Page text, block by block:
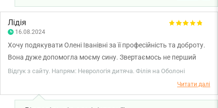
працюємо над покращенням сервісу для наших великих і
маленьких пацієнтів. Бажаємо здоров'я вам та вашій
родині.
Лідія
16.08.2024
Хочу подякувати Олені Іванівні за її професійність та доброту.
Вона дуже допомогла моєму сину. Звертаємось не перший
раз. Дуже уважна до своїх пацієнтів. Дякую вам, Олено
Відгук з сайту. Напрям: Неврологія дитяча. Філія на Оболоні
Читати далі